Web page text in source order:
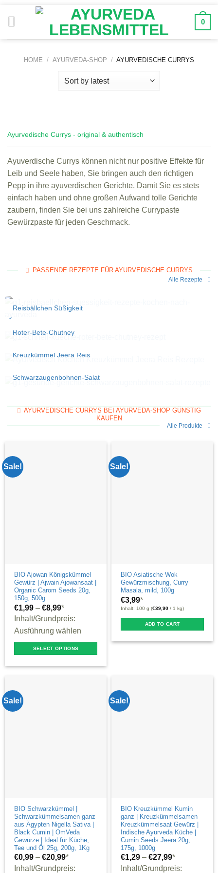
Inhalt
0
HOME / AYURVEDA-SHOP / AYURVEDISCHE CURRYS
Ayurvedische Currys - original & authentisch
Ayuverdische Currys können nicht nur positive Effekte für
Leib und Seele haben, Sie bringen auch den richtigen
Pepp in ihre ayuverdischen Gerichte. Damit Sie es stets
einfach haben und ohne großen Aufwand tolle Gerichte
zaubern, finden Sie bei uns zahlreiche Currypaste
Gewürzpaste für jeden Geschmack.
PASSENDE REZEPTE FÜR AYURVEDISCHE CURRYS
Alle Rezepte
Reisbällchen Süßigkeit
Roter-Bete-Chutney
Kreuzkümmel Jeera Reis
Schwarzaugenbohnen-Salat
AYURVEDISCHE CURRYS BEI AYURVEDA-SHOP GÜNSTIG
KAUFEN
Alle Produkte
Sale!
BIO Ajowan Königskümmel
Gewürz | Ajwain Ajowansaat |
Organic Carom Seeds 20g,
150g, 500g
€1,99 –€8,99*
Inhalt/Grundpreis:
Ausführung wählen
SELECT OPTIONS
multiple
variants.
product
page
Sale!
BIO Asiatische Wok
Gewürzmischung, Curry
Masala, mild, 100g
€3,99*
Inhalt: 100 g (€39,90 / 1 kg)
ADD TO CART
Sale!
BIO Schwarzkümmel |
Schwarzkümmelsamen ganz
aus Ägypten Nigella Sativa |
Black Cumin | OmVeda
Gewürze | Ideal für Küche,
Tee und Öl 25g, 200g, 1Kg
€0,99 –€20,99*
Inhalt/Grundpreis:
Sale!
BIO Kreuzkümmel Kumin
ganz | Kreuzkümmelsamen
Kreuzkümmelsaat Gewürz |
Indische Ayurveda Küche |
Cumin Seeds Jeera 20g,
175g, 1000g
€1,29 –€27,99*
Inhalt/Grundpreis: